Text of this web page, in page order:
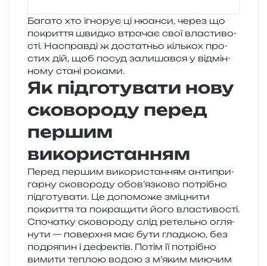
Багато хто ігно­рує ці нюан­си, через що
покри­т­тя швид­ко втра­чає свої вла­сти­во­
сті. Насправді ж доста­тньо кіль­кох про­
стих дій, щоб посуд зали­шав­ся у від­мін­
но­му стані роками.
Як підготувати нову
сковороду перед
першим
використанням
Перед пер­шим вико­ри­ста­н­ням анти­при­
гар­ну ско­во­ро­ду обов’язково потрі­бно
під­го­ту­ва­ти. Це допо­мо­же змі­цни­ти
покри­т­тя та покра­щи­ти його властивості.
Спочатку ско­во­ро­ду слід ретель­но огля­
ну­ти — поверх­ня має бути глад­кою, без
подря­пин і дефе­ктів. Потім її потрі­бно
вими­ти теплою водою з м’яким мию­чим